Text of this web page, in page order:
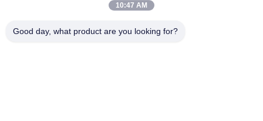
Zhongyi 1st Road, distrito de Yuhua, Changsha, Hunan,
10:47 AM
Good day, what product are you looking for?